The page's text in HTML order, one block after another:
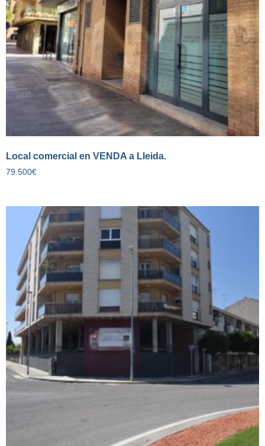
Local comercial en VENDA a Lleida.
79.500€